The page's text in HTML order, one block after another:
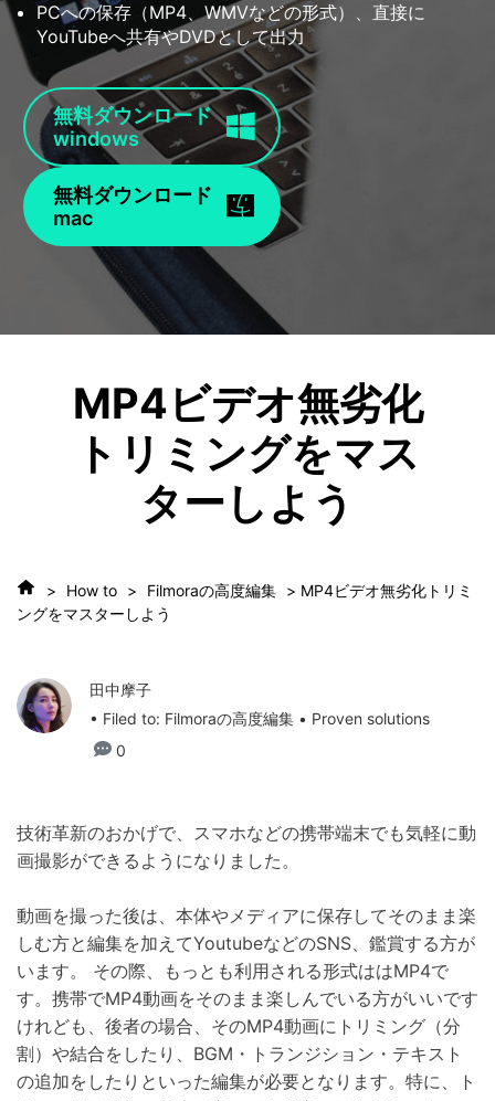
PCへの保存（MP4、WMVなどの形式）、直接に
YouTubeへ共有やDVDとして出力
無料ダウンロード
windows
無料ダウンロード
mac
MP4ビデオ無劣化
トリミングをマス
ターしよう
> How to > Filmoraの高度編集 > MP4ビデオ無劣化トリミ
ングをマスターしよう
田中摩子
• Filed to: Filmoraの高度編集 • Proven solutions
0
技術革新のおかげで、スマホなどの携帯端末でも気軽に動
画撮影ができるようになりました。
動画を撮った後は、本体やメディアに保存してそのまま楽
しむ方と編集を加えてYoutubeなどのSNS、鑑賞する方が
います。 その際、もっとも利用される形式ははMP4で
す。携帯でMP4動画をそのまま楽しんでいる方がいいです
けれども、後者の場合、そのMP4動画にトリミング（分
割）や結合をしたり、BGM・トランジション・テキスト
の追加をしたりといった編集が必要となります。特に、ト